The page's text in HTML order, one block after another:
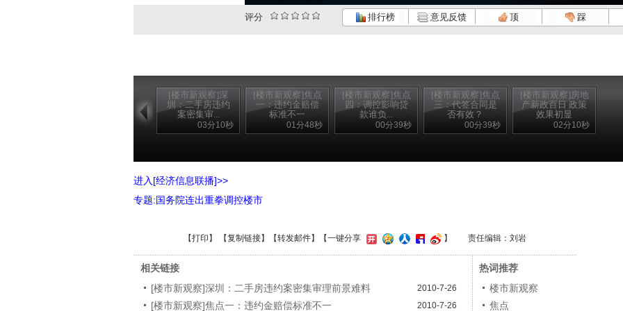
评分 排行榜 意见反馈 顶 踩
[楼市新观察]深
圳：二手房违约
案密集审...
03分10秒
[楼市新观察]焦点
一：违约金赔偿
标准不一
01分48秒
[楼市新观察]焦点
四：调控影响贷
款谁负...
00分39秒
[楼市新观察]焦点
三：代签合同是
否有效？
00分39秒
[楼市新观察]房地
产新政百日 政策
效果初显
02分10秒
进入[经济信息联播]>>
专题:国务院连出重拳调控楼市
【打印 】 【复制链接】【转发邮件】 【一键分享 】 责任编辑：刘岩
相关链接
[楼市新观察]深圳：二手房违约案密集审理前景难料
2010-7-26
[楼市新观察]焦点一：违约金赔偿标准不一 2010-7-26
热词推荐
楼市新观察
焦点